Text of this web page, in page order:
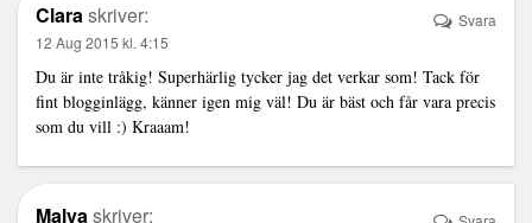
Claraskriver:
12 Aug 2015 kl. 4:15
Du är inte tråkig! Superhärlig tycker jag det verkar som! Tack för
fint blogginlägg, känner igen mig väl! Du är bäst och får vara precis
som du vill :) Kraaam!
Svara
Malvaskriver: